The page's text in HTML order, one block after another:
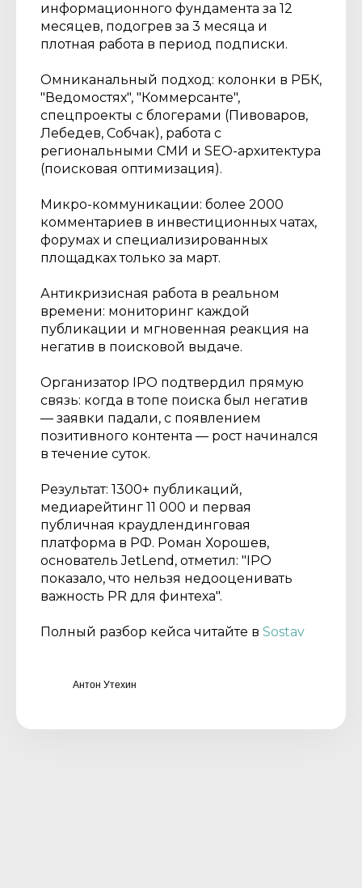
информационного фундамента за 12
месяцев, подогрев за 3 месяца и
плотная работа в период подписки.
Омниканальный подход: колонки в РБК,
"Ведомостях", "Коммерсанте",
спецпроекты с блогерами (Пивоваров,
Лебедев, Собчак), работа с
региональными СМИ и SEO-архитектура
(поисковая оптимизация).
Микро-коммуникации: более 2000
комментариев в инвестиционных чатах,
форумах и специализированных
площадках только за март.
Антикризисная работа в реальном
времени: мониторинг каждой
публикации и мгновенная реакция на
негатив в поисковой выдаче.
Организатор IPO подтвердил прямую
связь: когда в топе поиска был негатив
— заявки падали, с появлением
позитивного контента — рост начинался
в течение суток.
Результат: 1300+ публикаций,
медиарейтинг 11 000 и первая
публичная краудлендинговая
платформа в РФ. Роман Хорошев,
основатель JetLend, отметил: "IPO
показало, что нельзя недооценивать
важность PR для финтеха".
Полный разбор кейса читайте в Sostav
Антон Утехин